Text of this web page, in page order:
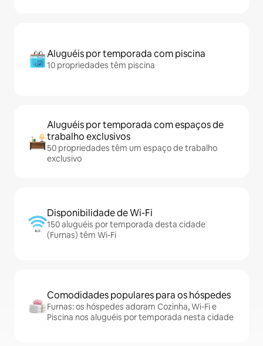
Aluguéis por temporada com piscina
10 propriedades têm piscina
Aluguéis por temporada com espaços de
trabalho exclusivos
50 propriedades têm um espaço de trabalho
exclusivo
Disponibilidade de Wi-Fi
150 aluguéis por temporada desta cidade
(Furnas) têm Wi-Fi
Comodidades populares para os hóspedes
Furnas: os hóspedes adoram Cozinha, Wi-Fi e
Piscina nos aluguéis por temporada nesta cidade